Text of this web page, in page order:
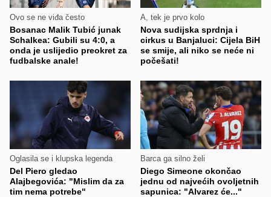
Ovo se ne viđa često
Bosanac Malik Tubić junak
Schalkea: Gubili su 4:0, a
onda je uslijedio preokret za
fudbalske anale!
A, tek je prvo kolo
Nova sudijska sprdnja i
cirkus u Banjaluci: Cijela BiH
se smije, ali niko se neće ni
počešati!
Oglasila se i klupska legenda
Del Piero gledao
Alajbegovića: "Mislim da za
tim nema potrebe"
Barca ga silno želi
Diego Simeone okončao
jednu od najvećih ovoljetnih
sapunica: "Alvarez će..."